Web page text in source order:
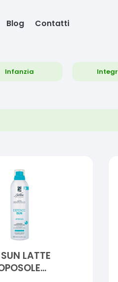
Blog Contatti
Infanzia
LATTE